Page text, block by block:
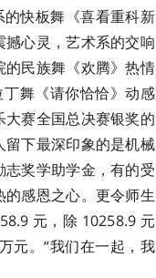
快板舞《喜看重科新
心灵，艺术系的交响
民族舞《欢腾》热情
舞《请你恰恰》动感
赛全国总决赛银奖的
下最深印象的是机械
奖学助学金，有的受
感恩之心。更令师生
元，除 10258.9 元
元。“我们在一起，我